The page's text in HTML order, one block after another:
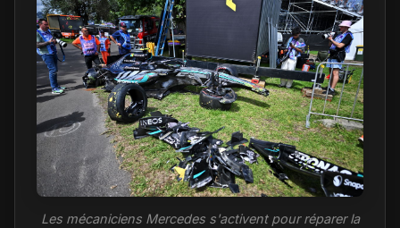
Les mécaniciens Mercedes s'activent pour réparer la